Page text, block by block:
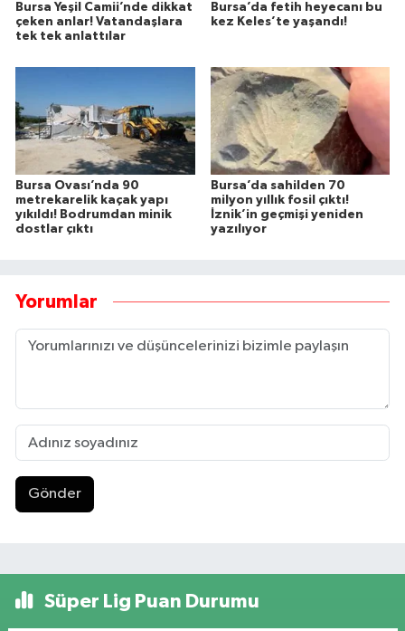
Bursa Yeşil Camii’nde dikkat
çeken anlar! Vatandaşlara
tek tek anlattılar
Bursa’da fetih heyecanı bu
kez Keles’te yaşandı!
Bursa Ovası’nda 90
metrekarelik kaçak yapı
yıkıldı! Bodrumdan minik
dostlar çıktı
Bursa’da sahilden 70
milyon yıllık fosil çıktı!
İznik’in geçmişi yeniden
yazılıyor
Yorumlar
Gönder
Süper Lig Puan Durumu